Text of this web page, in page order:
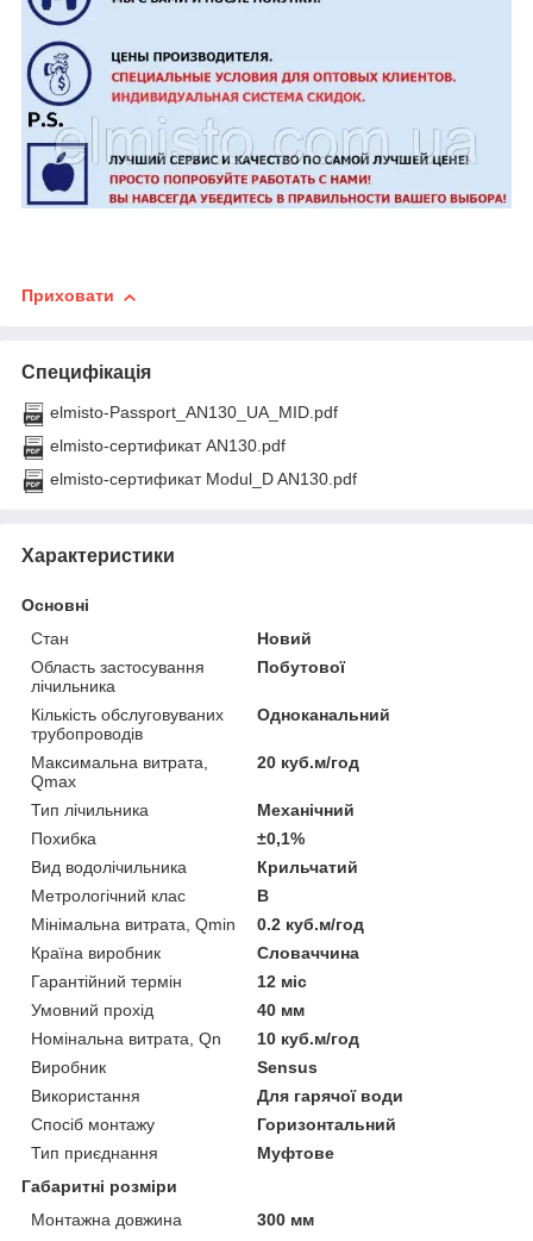
Приховати
Специфікація
elmisto-Passport_AN130_UA_MID.pdf
elmisto-сертификат AN130.pdf
elmisto-сертификат Modul_D AN130.pdf
Характеристики
Основні
Стан
Новий
Область застосування
лічильника
Побутової
Кількість обслуговуваних
трубопроводів
Одноканальний
Максимальна витрата,
Qmax
20 куб.м/год
Тип лічильника
Механічний
Похибка
±0,1%
Вид водолічильника
Крильчатий
Метрологічний клас
В
Мінімальна витрата, Qmin
0.2 куб.м/год
Країна виробник
Словаччина
Гарантійний термін
12 міс
Умовний прохід
40 мм
Номінальна витрата, Qn
10 куб.м/год
Виробник
Sensus
Використання
Для гарячої води
Спосіб монтажу
Горизонтальний
Тип приєднання
Муфтове
Габаритні розміри
Монтажна довжина
300 мм